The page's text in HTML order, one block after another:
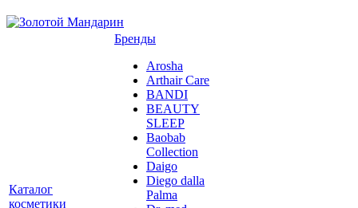
Каталог
косметики
Бренды
Arosha
Arthair Care
BANDI
BEAUTY
SLEEP
Baobab
Collection
Daigo
Diego dalla
Palma